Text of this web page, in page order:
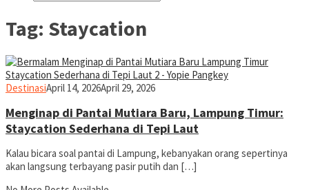
Tag: Staycation
Destinasiyopiefranz
April 14, 2026April 29, 2026
Menginap di Pantai Mutiara Baru, Lampung Timur:
Staycation Sederhana di Tepi Laut
Kalau bicara soal pantai di Lampung, kebanyakan orang sepertinya
akan langsung terbayang pasir putih dan […]